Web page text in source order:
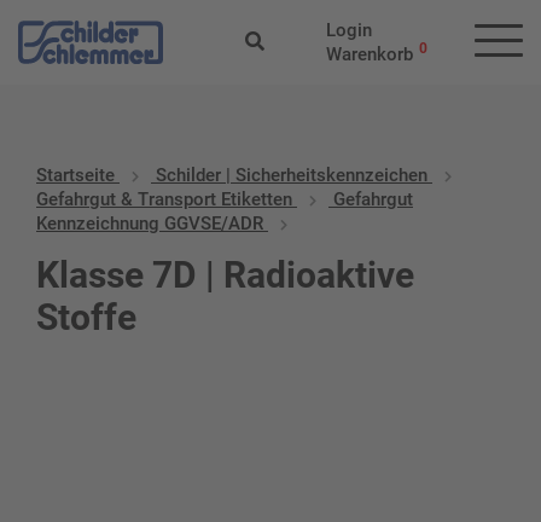
Login
Warenkorb 0
Startseite
Schilder | Sicherheitskennzeichen
Gefahrgut & Transport Etiketten
Gefahrgut
Kennzeichnung GGVSE/ADR
Klasse 7D | Radioaktive
Stoffe